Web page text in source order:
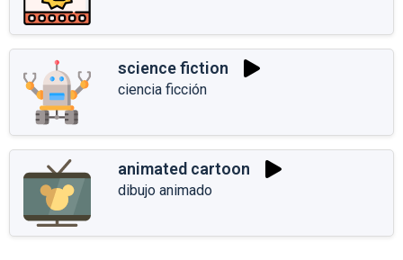
science fiction
ciencia ficción
animated cartoon
dibujo animado